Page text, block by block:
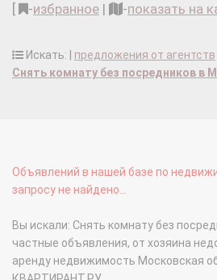
-избранное | -показать на
Искать: | предложения от агентств
Снять комнату без посредников в
Объявлений в нашей базе по
запросу не найдено...
Вы искали: Снять комнату без
частные объявления, от хозяина
аренду недвижимость Московская